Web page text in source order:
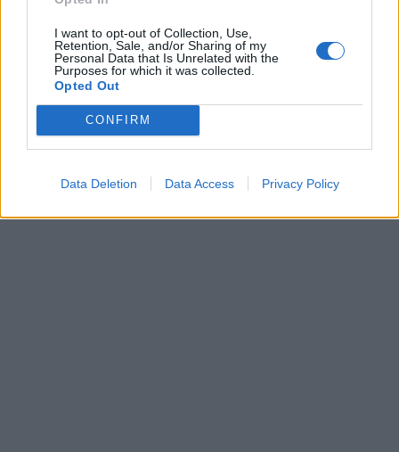
I want to opt-out of Collection, Use,
Retention, Sale, and/or Sharing of my
Personal Data that Is Unrelated with the
Purposes for which it was collected.
Opted Out
CONFIRM
Data Deletion Data Access Privacy Policy